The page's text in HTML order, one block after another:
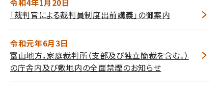
「裁判官による裁判員制度出前講義」の御案内
令和元年6月3日
富山地方，家庭裁判所（支部及び独立簡裁を含む。）
の庁舎内及び敷地内の全面禁煙のお知らせ